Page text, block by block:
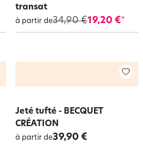
transat
à partir de34,90 €19,20 €*
Jeté tufté - BECQUET
CRÉATION
à partir de39,90 €